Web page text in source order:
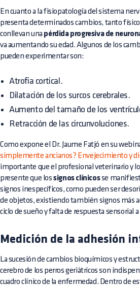
En cuanto a la fisiopatología del sistema
presenta determinados cambios, tanto
conllevan una pérdida progresiva de
va aumentando su edad. Algunos de los
pueden experimentar son:
Atrofia cortical.
Dilatación de los surcos cerebrales.
Aumento del tamaño de los
Retracción de las circunvoluciones.
Como expone el Dr. Jaume Fatjó en su
simplemente ancianos? Envejecimiento y
importante que el profesional veterinario y
presente que lossignos clínicosse
signos inespecíficos, como pueden ser
de objetos, existiendo también signos más
ciclo de sueño y falta de respuesta sensorial
Medición de la adhesión
La sucesión de cambios bioquímicos y
cerebro de los perros geriátricos son
cuadro clínico de la enfermedad. Dentro de